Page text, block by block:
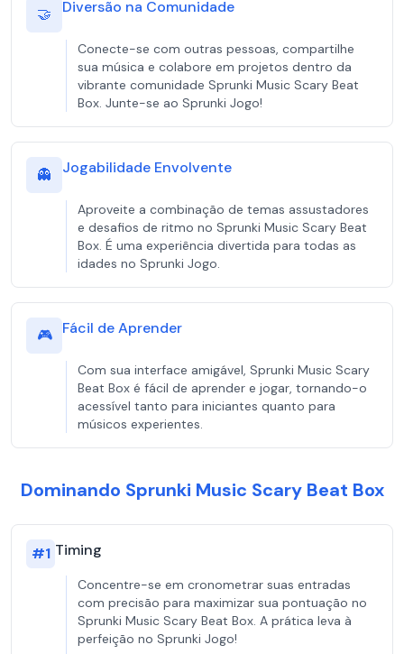
🤝 Diversão na Comunidade
Conecte-se com outras pessoas, compartilhe
sua música e colabore em projetos dentro da
vibrante comunidade Sprunki Music Scary Beat
Box. Junte-se ao Sprunki Jogo!
👻 Jogabilidade Envolvente
Aproveite a combinação de temas assustadores
e desafios de ritmo no Sprunki Music Scary Beat
Box. É uma experiência divertida para todas as
idades no Sprunki Jogo.
🎮 Fácil de Aprender
Com sua interface amigável, Sprunki Music Scary
Beat Box é fácil de aprender e jogar, tornando-o
acessível tanto para iniciantes quanto para
músicos experientes.
Dominando Sprunki Music Scary Beat Box
#1 Timing
Concentre-se em cronometrar suas entradas
com precisão para maximizar sua pontuação no
Sprunki Music Scary Beat Box. A prática leva à
perfeição no Sprunki Jogo!